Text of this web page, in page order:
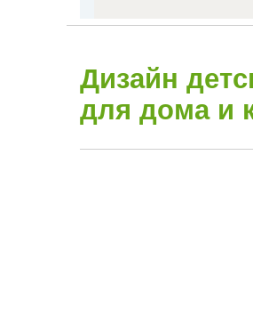
Дизайн
для дома и